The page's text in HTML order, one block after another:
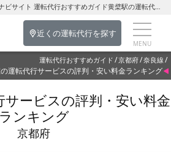
全国の運転代行業者のポータルナビサイト 運転代行おすすめガイド黄檗駅の運転代行を探す-京都府の運転代行
近くの運転代行を探す
運転代行おすすめガイド 京都府 奈良線
運転代行サービスの評判・安い料金ランキング
サービスの評判・安い料金
ランキング
京都府